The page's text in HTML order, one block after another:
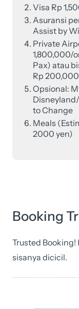
Visa Rp
Asuransi
Assist by
Private
1,800,000/
Pax) atau
Rp
Opsional:
to Change
Meals
2000 yen)
Booking
Trusted
sisanya dicicil.